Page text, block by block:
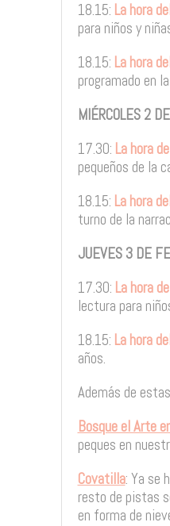
18.15: La hora
para niños y
18.15: La hora
programado en
MIÉRCOLES 2
17.30: La hora
pequeños de la
18.15: La hora
turno de la
JUEVES 3 DE
17.30: La hora
lectura para
18.15: La hora
años.
Además de
Bosque el Arte
peques en
Covatilla: Ya se
resto de pistas
en forma de